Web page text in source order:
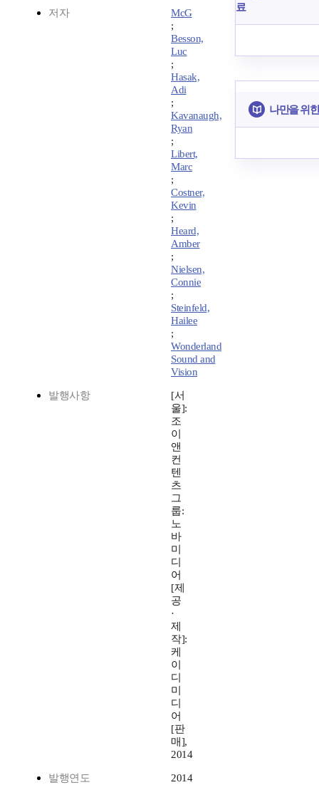
저자
McG
;
Besson,
Luc
;
Hasak,
Adi
;
Kavanaugh,
Ryan
;
Libert,
Marc
;
Costner,
Kevin
;
Heard,
Amber
;
Nielsen,
Connie
;
Steinfeld,
Hailee
;
Wonderland
Sound and
Vision
발행사항
[서
울]:
조
이
앤
컨
텐
츠
그
룹:
노
바
미
디
어
[제
공
·
제
작]:
케
이
디
미
디
어
[판
매],
2014
발행연도 2014
료
나만을 위